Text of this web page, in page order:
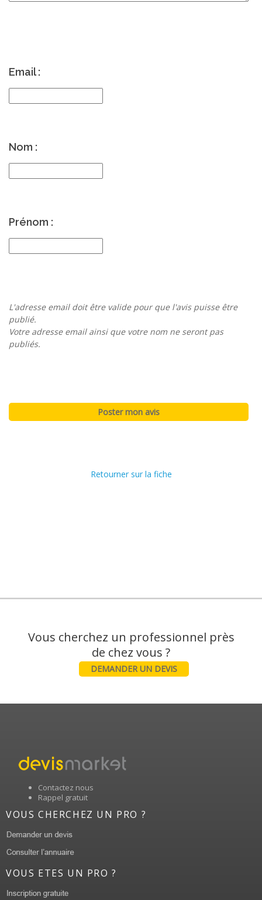
Email :
Nom :
Prénom :
L'adresse email doit être valide pour que l'avis puisse être
publié.
Votre adresse email ainsi que votre nom ne seront pas
publiés.
Retourner sur la fiche
Vous cherchez un professionnel près
DEMANDER UN DEVIS
Contactez nous
Rappel gratuit
VOUS CHERCHEZ UN PRO ?
VOUS ETES UN PRO ?